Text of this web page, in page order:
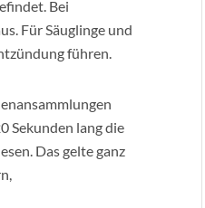
Bei
Für Säuglinge und
führen.
Sekunden lang die
Das gelte ganz